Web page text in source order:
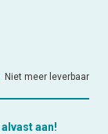
Niet meer leverbaar
aan!